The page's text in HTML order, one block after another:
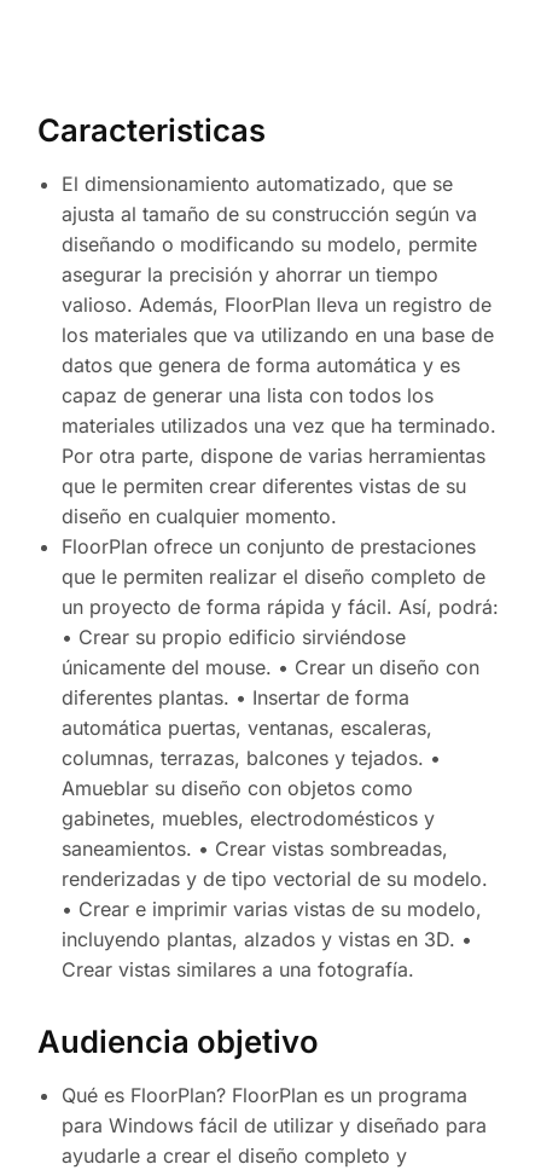
Caracteristicas
El dimensionamiento automatizado, que se
ajusta al tamaño de su construcción según va
diseñando o modificando su modelo, permite
asegurar la precisión y ahorrar un tiempo
valioso. Además, FloorPlan lleva un registro de
los materiales que va utilizando en una base de
datos que genera de forma automática y es
capaz de generar una lista con todos los
materiales utilizados una vez que ha terminado.
Por otra parte, dispone de varias herramientas
que le permiten crear diferentes vistas de su
diseño en cualquier momento.
FloorPlan ofrece un conjunto de prestaciones
que le permiten realizar el diseño completo de
un proyecto de forma rápida y fácil. Así, podrá:
• Crear su propio edificio sirviéndose
únicamente del mouse. • Crear un diseño con
diferentes plantas. • Insertar de forma
automática puertas, ventanas, escaleras,
columnas, terrazas, balcones y tejados. •
Amueblar su diseño con objetos como
gabinetes, muebles, electrodomésticos y
saneamientos. • Crear vistas sombreadas,
renderizadas y de tipo vectorial de su modelo.
• Crear e imprimir varias vistas de su modelo,
incluyendo plantas, alzados y vistas en 3D. •
Crear vistas similares a una fotografía.
Audiencia objetivo
Qué es FloorPlan? FloorPlan es un programa
para Windows fácil de utilizar y diseñado para
ayudarle a crear el diseño completo y